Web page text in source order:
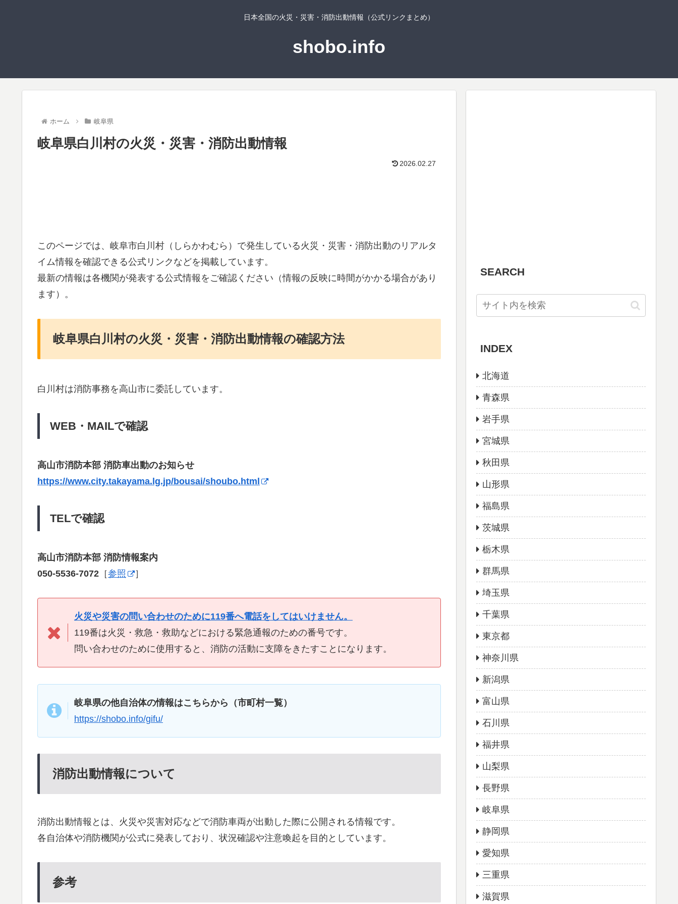
日本全国の火災・災害・消防出動情報（公式リンクまとめ）
shobo.info
ホーム 岐阜県
岐阜県白川村の火災・災害・消防出動情報
2026.02.27
このページでは、岐阜市白川村（しらかわむら）で発生している火災・災害・消防出動のリアルタ
イム情報を確認できる公式リンクなどを掲載しています。
最新の情報は各機関が発表する公式情報をご確認ください（情報の反映に時間がかかる場合があり
ます）。
岐阜県白川村の火災・災害・消防出動情報の確認方法
白川村は消防事務を高山市に委託しています。
WEB・MAILで確認
高山市消防本部 消防車出動のお知らせ
https://www.city.takayama.lg.jp/bousai/shoubo.html
TELで確認
高山市消防本部 消防情報案内
050-5536-7072 ［参照 ］
火災や災害の問い合わせのために119番へ電話をしてはいけません。
119番は火災・救急・救助などにおける緊急通報のための番号です。
問い合わせのために使用すると、消防の活動に支障をきたすことになります。
岐阜県の他自治体の情報はこちらから（市町村一覧）
https://shobo.info/gifu/
消防出動情報について
消防出動情報とは、火災や災害対応などで消防車両が出動した際に公開される情報です。
各自治体や消防機関が公式に発表しており、状況確認や注意喚起を目的としています。
参考
SEARCH
INDEX
北海道
青森県
岩手県
宮城県
秋田県
山形県
福島県
茨城県
栃木県
群馬県
埼玉県
千葉県
東京都
神奈川県
新潟県
富山県
石川県
福井県
山梨県
長野県
岐阜県
静岡県
愛知県
三重県
滋賀県